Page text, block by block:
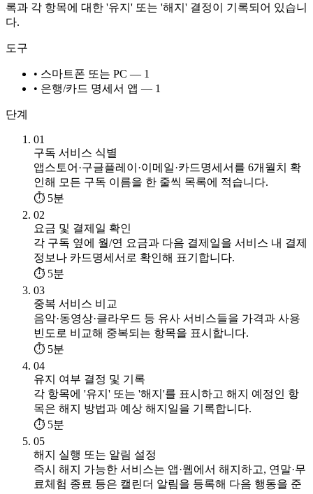
록과 각 항목에 대한 '유지' 또는 '해지' 결정이 기록되어 있습니
다.
도구
• 스마트폰 또는 PC — 1
• 은행/카드 명세서 앱 — 1
단계
01
구독 서비스 식별
앱스토어·구글플레이·이메일·카드명세서를 6개월치 확
인해 모든 구독 이름을 한 줄씩 목록에 적습니다.
⏱ 5분
02
요금 및 결제일 확인
각 구독 옆에 월/연 요금과 다음 결제일을 서비스 내 결제
정보나 카드명세서로 확인해 표기합니다.
⏱ 5분
03
중복 서비스 비교
음악·동영상·클라우드 등 유사 서비스들을 가격과 사용
빈도로 비교해 중복되는 항목을 표시합니다.
⏱ 5분
04
유지 여부 결정 및 기록
각 항목에 '유지' 또는 '해지'를 표시하고 해지 예정인 항
목은 해지 방법과 예상 해지일을 기록합니다.
⏱ 5분
05
해지 실행 또는 알림 설정
즉시 해지 가능한 서비스는 앱·웹에서 해지하고, 연말·무
료체험 종료 등은 캘린더 알림을 등록해 다음 행동을 준